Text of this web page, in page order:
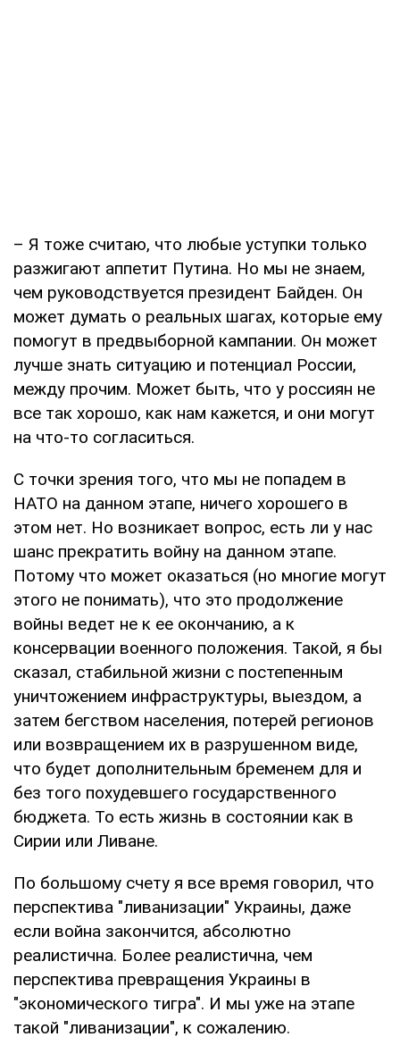
– Я тоже считаю, что любые уступки только
разжигают аппетит Путина. Но мы не знаем,
чем руководствуется президент Байден. Он
может думать о реальных шагах, которые ему
помогут в предвыборной кампании. Он может
лучше знать ситуацию и потенциал России,
между прочим. Может быть, что у россиян не
все так хорошо, как нам кажется, и они могут
на что-то согласиться.
С точки зрения того, что мы не попадем в
НАТО на данном этапе, ничего хорошего в
этом нет. Но возникает вопрос, есть ли у нас
шанс прекратить войну на данном этапе.
Потому что может оказаться (но многие могут
этого не понимать), что это продолжение
войны ведет не к ее окончанию, а к
консервации военного положения. Такой, я бы
сказал, стабильной жизни с постепенным
уничтожением инфраструктуры, выездом, а
затем бегством населения, потерей регионов
или возвращением их в разрушенном виде,
что будет дополнительным бременем для и
без того похудевшего государственного
бюджета. То есть жизнь в состоянии как в
Сирии или Ливане.
По большому счету я все время говорил, что
перспектива "ливанизации" Украины, даже
если война закончится, абсолютно
реалистична. Более реалистична, чем
перспектива превращения Украины в
"экономического тигра". И мы уже на этапе
такой "ливанизации", к сожалению.